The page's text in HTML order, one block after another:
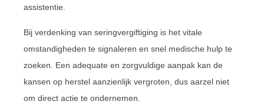
assistentie.
Bij verdenking van seringvergiftiging is het vitale
omstandigheden te signaleren en snel medische hulp te
zoeken. Een adequate en zorgvuldige aanpak kan de
kansen op herstel aanzienlijk vergroten, dus aarzel niet
om direct actie te ondernemen.